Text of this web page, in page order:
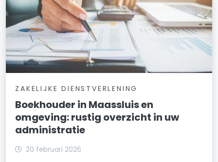
ZAKELIJKE DIENSTVERLENING
Boekhouder in Maassluis en
omgeving: rustig overzicht in uw
administratie
20 februari 2026